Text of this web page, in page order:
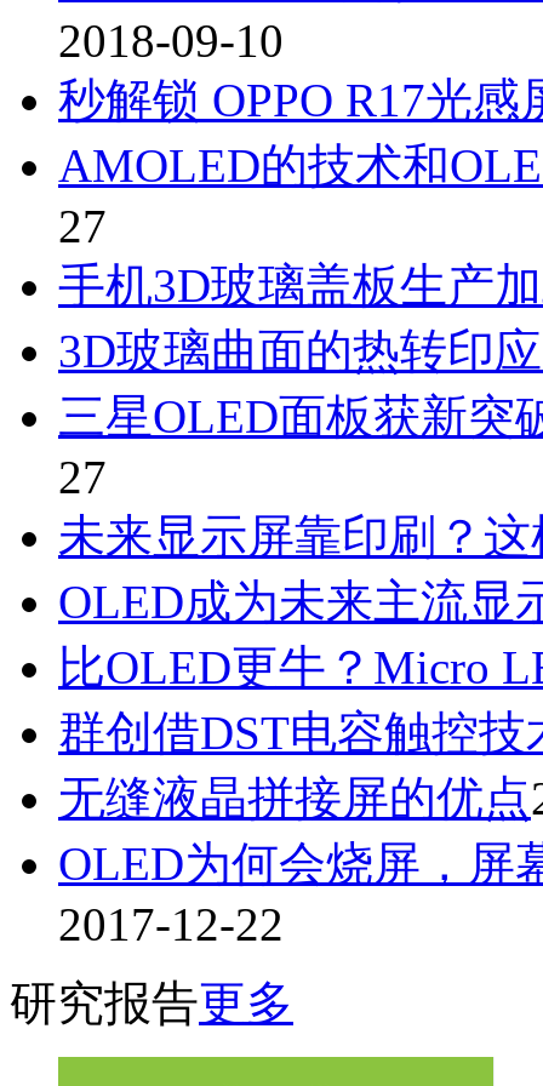
2018-09-10
秒解锁 OPPO R17光
AMOLED的技术和
27
手机3D玻璃盖板生产
3D玻璃曲面的热转印
三星OLED面板获新突
27
未来显示屏靠印刷？
OLED成为未来主流显
比OLED更牛？Micro
群创借DST电容触控技
无缝液晶拼接屏的优点
OLED为何会烧屏，屏
2017-12-22
研究报告更多